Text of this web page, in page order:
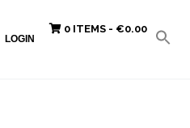
LOGIN
0 ITEMS - €0.00